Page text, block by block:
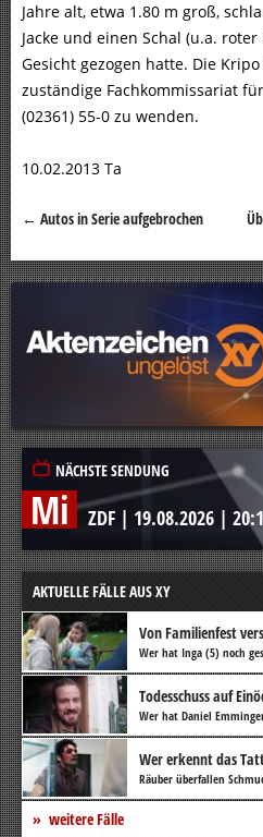
Jahre alt, etwa 1.80 m groß,
Jacke und einen Schal (u.a.
Gesicht gezogen hatte. Die
zuständige Fachkommissariat
(02361) 55-0 zu wenden.
10.02.2013 Ta
Beitragsnavigation
← Autos in Serie aufgebrochen
NÄCHSTE SENDUNG
Mi ZDF | 19.08.2026 |
AKTUELLE FÄLLE AUS XY
Von Familienfest
Wer hat Inga (5) noch
Todesschuss auf
Wer hat Daniel
Wer erkennt das
Räuber überfallen
weitere Fälle